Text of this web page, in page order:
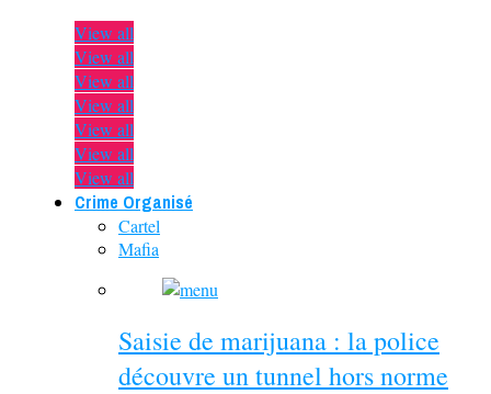
View all
View all
View all
View all
View all
View all
View all
Crime Organisé
Cartel
Mafia
Saisie de marijuana : la police
découvre un tunnel hors norme